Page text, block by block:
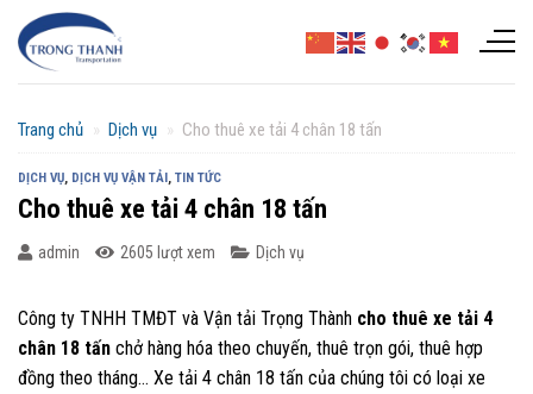
Chuyển
đến
Trang chủ » Dịch vụ » Cho thuê xe tải 4 chân 18 tấn
DỊCH VỤ, DỊCH VỤ VẬN TẢI, TIN TỨC
Cho thuê xe tải 4 chân 18 tấn
admin 2605 lượt xem Dịch vụ
Công ty TNHH TMĐT và Vận tải Trọng Thành cho thuê xe tải 4
chân 18 tấn chở hàng hóa theo chuyến, thuê trọn gói, thuê hợp
đồng theo tháng… Xe tải 4 chân 18 tấn của chúng tôi có loại xe